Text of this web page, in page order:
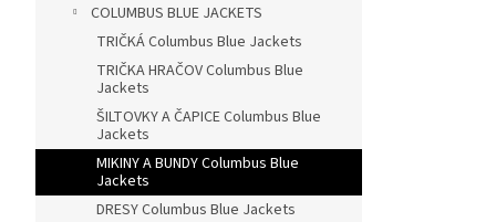
COLUMBUS BLUE JACKETS
TRIČKÁ Columbus Blue Jackets
TRIČKA HRAČOV Columbus Blue
Jackets
ŠILTOVKY A ČAPICE Columbus Blue
Jackets
MIKINY A BUNDY Columbus Blue
Jackets
DRESY Columbus Blue Jackets